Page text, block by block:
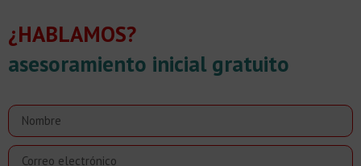
¿HABLAMOS?
asesoramiento inicial gratuito